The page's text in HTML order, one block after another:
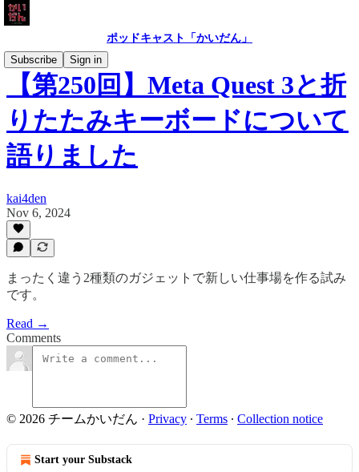
ポッドキャスト「かいだん」
Subscribe
Sign in
【第250回】Meta Quest 3と折
りたたみキーボードについて
語りました
kai4den
Nov 6, 2024
まったく違う2種類のガジェットで新しい仕事場を作る試み
です。
Read →
Comments
© 2026 チームかいだん · Privacy ∙ Terms ∙ Collection notice
Start your Substack